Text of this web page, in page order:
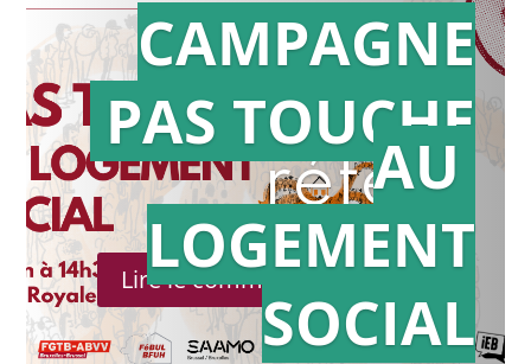
Action en
référé
Lire le communiqué de presse
CAMPAGNE
PAS TOUCHE
AU
LOGEMENT
SOCIAL